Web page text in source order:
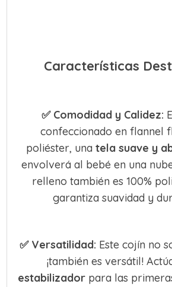
Características
✅ Comodidad y Calidez:
confeccionado en flannel
poliéster, una tela suave y
envolverá al bebé en una
relleno también es 100%
garantiza suavidad y
✅ Versatilidad: Este cojín no
¡también es versátil!
estabilizadorpara las